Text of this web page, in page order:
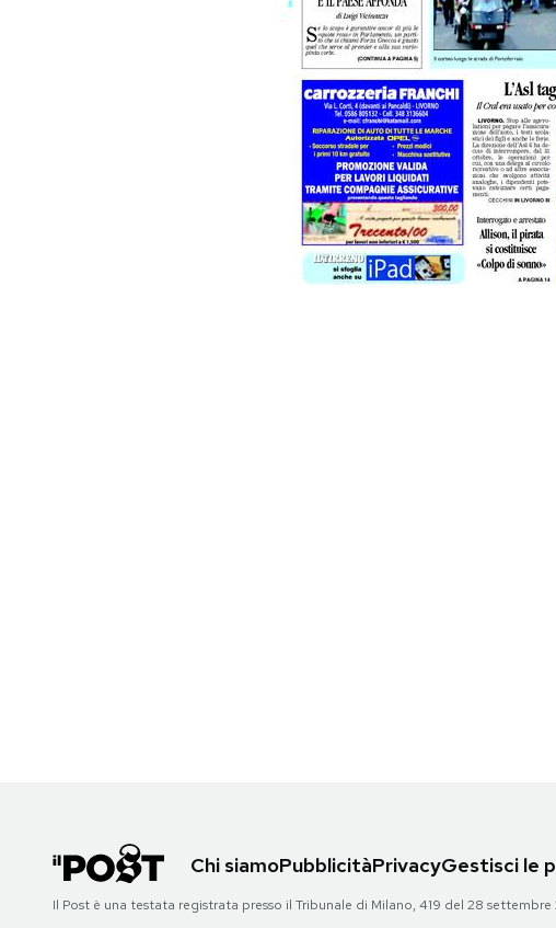
Chi siamoPubblicitàPrivacyGestisci le
Il Post è una testata registrata presso il Tribunale di Milano, 419 del 28